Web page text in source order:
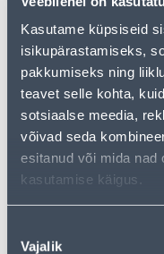
Kasutame küpsiseid
isikupärastamiseks,
pakkumiseks ning
teavet selle kohta,
sotsiaalse meedia,
võivad seda
esitanud või mida nad
kasutamise käigus.
valik
Vajalik
AVOCADO 160, VASAK
176.00 € / tk
КАМПАНИЯ
180 U